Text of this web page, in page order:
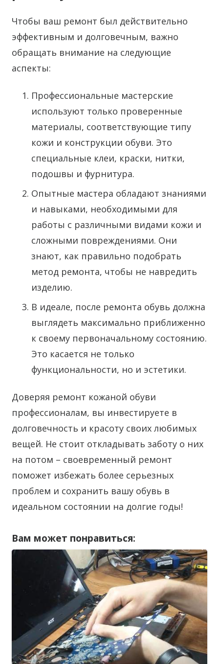
Чтобы ваш ремонт был действительно
эффективным и долговечным, важно
обращать внимание на следующие
аспекты:
Профессиональные мастерские
используют только проверенные
материалы, соответствующие типу
кожи и конструкции обуви. Это
специальные клеи, краски, нитки,
подошвы и фурнитура.
Опытные мастера обладают знаниями
и навыками, необходимыми для
работы с различными видами кожи и
сложными повреждениями. Они
знают, как правильно подобрать
метод ремонта, чтобы не навредить
изделию.
В идеале, после ремонта обувь должна
выглядеть максимально приближенно
к своему первоначальному состоянию.
Это касается не только
функциональности, но и эстетики.
Доверяя ремонт кожаной обуви
профессионалам, вы инвестируете в
долговечность и красоту своих любимых
вещей. Не стоит откладывать заботу о них
на потом – своевременный ремонт
поможет избежать более серьезных
проблем и сохранить вашу обувь в
идеальном состоянии на долгие годы!
Вам может понравиться: